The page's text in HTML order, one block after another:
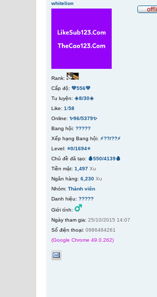
whitelion
Rank:
Cấp độ: 💚556💚
Tu luyện: ☀️8/30☀️
Like: 1/58
Online: ✨96/5379✨
Bang hội: ?????
Xếp hạng Bang hội: ⚡??/??⚡
Level: ⭐0/1694⭐
Chủ đề đã tạo: 🩸550/4139🩸
Tiền mặt: 1,497 Xu
Ngân hàng: 6,230 Xu
Nhóm: Thành viên
Danh hiệu: ?????
Giới tính:
Ngày tham gia: 25/10/2015 14:07
Số điện thoại: 0986464261
(Google Chrome 49.0.262)